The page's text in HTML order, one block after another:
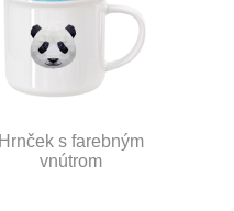
Hrnček s farebným
vnútrom